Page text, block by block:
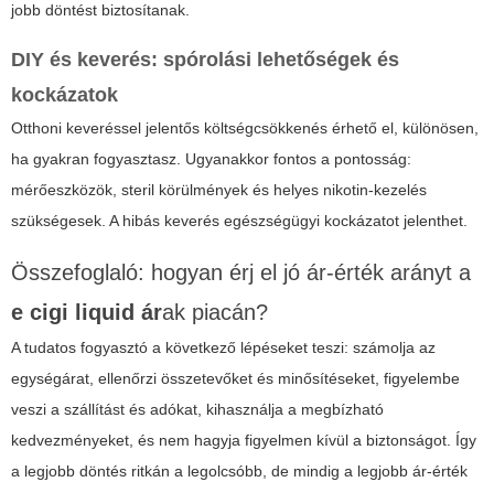
jobb döntést biztosítanak.
DIY és keverés: spórolási lehetőségek és
kockázatok
Otthoni keveréssel jelentős költségcsökkenés érhető el, különösen,
ha gyakran fogyasztasz. Ugyanakkor fontos a pontosság:
mérőeszközök, steril körülmények és helyes nikotin-kezelés
szükségesek. A hibás keverés egészségügyi kockázatot jelenthet.
Összefoglaló: hogyan érj el jó ár-érték arányt a
e cigi liquid árak piacán?
A tudatos fogyasztó a következő lépéseket teszi: számolja az
egységárat, ellenőrzi összetevőket és minősítéseket, figyelembe
veszi a szállítást és adókat, kihasználja a megbízható
kedvezményeket, és nem hagyja figyelmen kívül a biztonságot. Így
a legjobb döntés ritkán a legolcsóbb, de mindig a legjobb ár-érték